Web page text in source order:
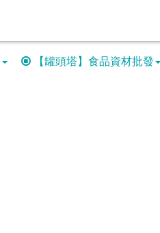
【罐頭塔】食品資材批發